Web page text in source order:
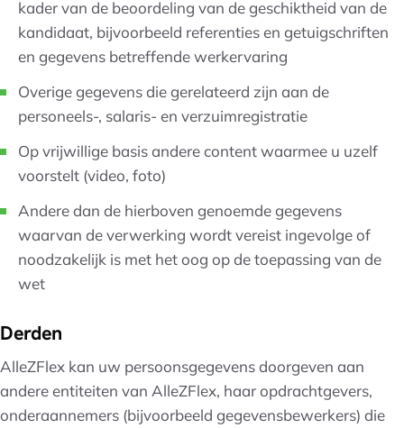
kader van de beoordeling van de geschiktheid van de
kandidaat, bijvoorbeeld referenties en getuigschriften
en gegevens betreffende werkervaring
Overige gegevens die gerelateerd zijn aan de
personeels-, salaris- en verzuimregistratie
Op vrijwillige basis andere content waarmee u uzelf
voorstelt (video, foto)
Andere dan de hierboven genoemde gegevens
waarvan de verwerking wordt vereist ingevolge of
noodzakelijk is met het oog op de toepassing van de
wet
Derden
AlleZFlex kan uw persoonsgegevens doorgeven aan
andere entiteiten van AlleZFlex, haar opdrachtgevers,
onderaannemers (bijvoorbeeld gegevensbewerkers) die